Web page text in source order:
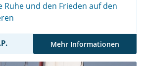
Ruhe und den Frieden auf den
Mehr Informationen